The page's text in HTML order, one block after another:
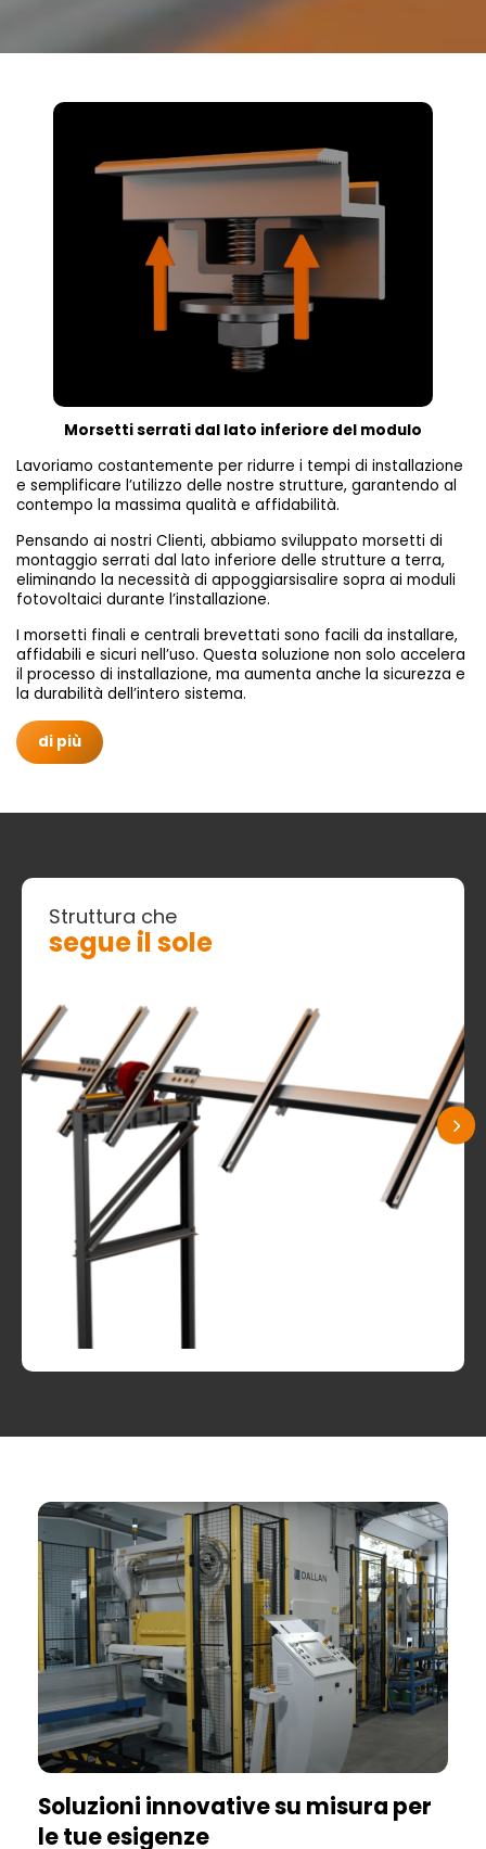
Morsetti serrati dal lato inferiore del modulo
Lavoriamo costantemente per ridurre i tempi di installazione
e semplificare l’utilizzo delle nostre strutture, garantendo al
contempo la massima qualità e affidabilità.
Pensando ai nostri Clienti, abbiamo sviluppato morsetti di
montaggio serrati dal lato inferiore delle strutture a terra,
eliminando la necessità di appoggiarsisalire sopra ai moduli
fotovoltaici durante l’installazione.
I morsetti finali e centrali brevettati sono facili da installare,
affidabili e sicuri nell’uso. Questa soluzione non solo accelera
il processo di installazione, ma aumenta anche la sicurezza e
la durabilità dell’intero sistema.
di più
Struttura che
segue il sole
Soluzioni innovative su misura per
le tue esigenze